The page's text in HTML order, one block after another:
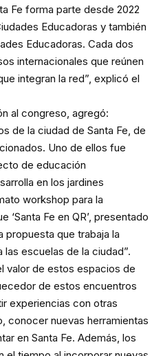
Fe forma parte desde 2022
Educadoras y también
Educadoras. Cada dos
internacionales que reúnen
integran la red”, explicó el
al congreso, agregó:
de la ciudad de Santa Fe, de
Uno de ellos fue
de educación
en los jardines
workshop para la
‘Santa Fe en QR’, presentado
propuesta que trabaja la
escuelas de la ciudad”.
valor de estos espacios de
de estos encuentros
experiencias con otras
conocer nuevas herramientas
en Santa Fe. Además, los